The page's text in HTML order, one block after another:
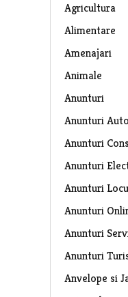
Agricultura
Alimentare
Amenajari
Animale
Anunturi
Anunturi Auto
Anunturi
Anunturi
Anunturi
Anunturi
Anunturi
Anunturi
Anvelope si